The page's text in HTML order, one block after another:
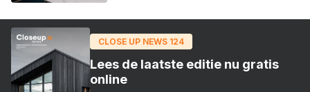
CLOSE UP NEWS 124
Lees de laatste editie nu gratis
online